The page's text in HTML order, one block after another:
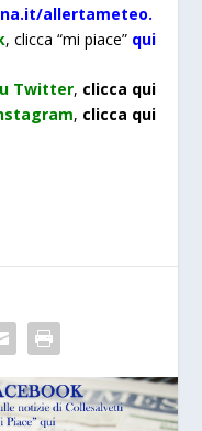
allertameteo.
, clicca “mi piace” qui
Twitter, clicca qui
, clicca qui